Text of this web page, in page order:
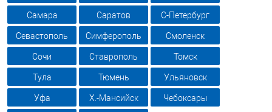
Самара Саратов С-Петербург
Севастополь Симферополь Смоленск
Сочи Ставрополь Томск
Тула Тюмень Ульяновск
Уфа Х.-Мансийск Чебоксары